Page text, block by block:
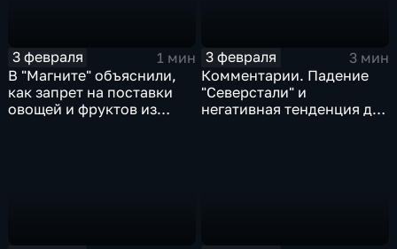
3 февраля
1 мин
В "Магните" объяснили,
как запрет на поставки
овощей и фруктов из
3 февраля
3 мин
Комментарии. Падение
"Северстали" и
негативная тенденция для